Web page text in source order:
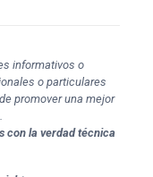
informativos o
o particulares
promover una mejor
con la verdad técnica